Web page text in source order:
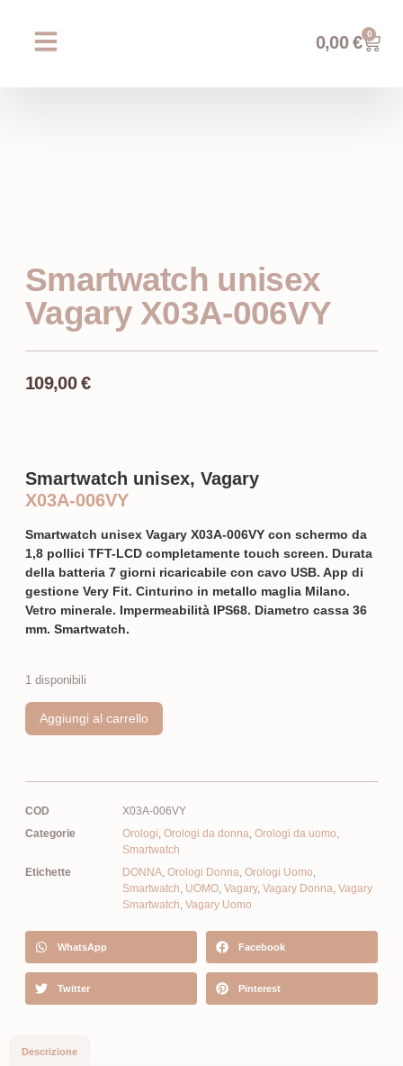
0,00€ 0
Smartwatch unisex
Vagary X03A-006VY
109,00€
Smartwatch unisex, Vagary
X03A-006VY
Smartwatch unisex Vagary X03A-006VY con schermo da
1,8 pollici TFT-LCD completamente touch screen. Durata
della batteria 7 giorni ricaricabile con cavo USB. App di
gestione Very Fit. Cinturino in metallo maglia Milano.
Vetro minerale. Impermeabilità IPS68. Diametro cassa 36
mm. Smartwatch.
1 disponibili
Aggiungi al carrello
COD
X03A-006VY
Categorie
Orologi, Orologi da donna, Orologi da uomo,
Smartwatch
Etichette
DONNA, Orologi Donna, Orologi Uomo,
Smartwatch, UOMO, Vagary, Vagary Donna, Vagary
Smartwatch, Vagary Uomo
WhatsApp Facebook
Twitter Pinterest
Descrizione